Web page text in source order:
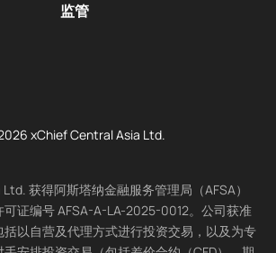
监管
xChief Central Asia Ltd.
获得阿斯塔纳金融服务管理局（AFSA）
证编号 AFSA-A-LA-2025-0012。公司获准
以自营及代理方式进行投资交易，以及为专